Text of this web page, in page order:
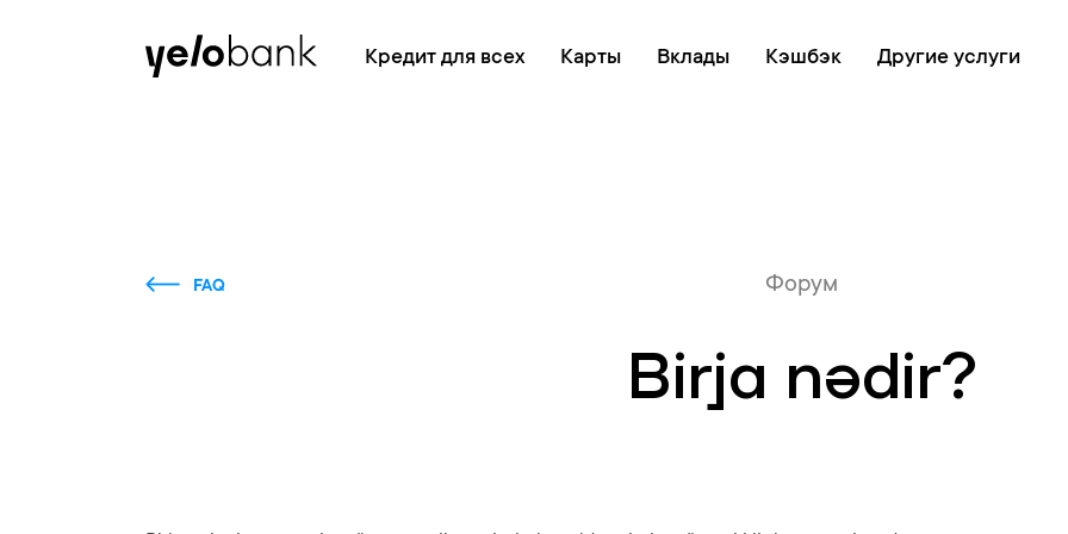
Кредит для всех Карты Вклады Кэшбэк Другие услуги
FAQ Форум
Birja nədir?